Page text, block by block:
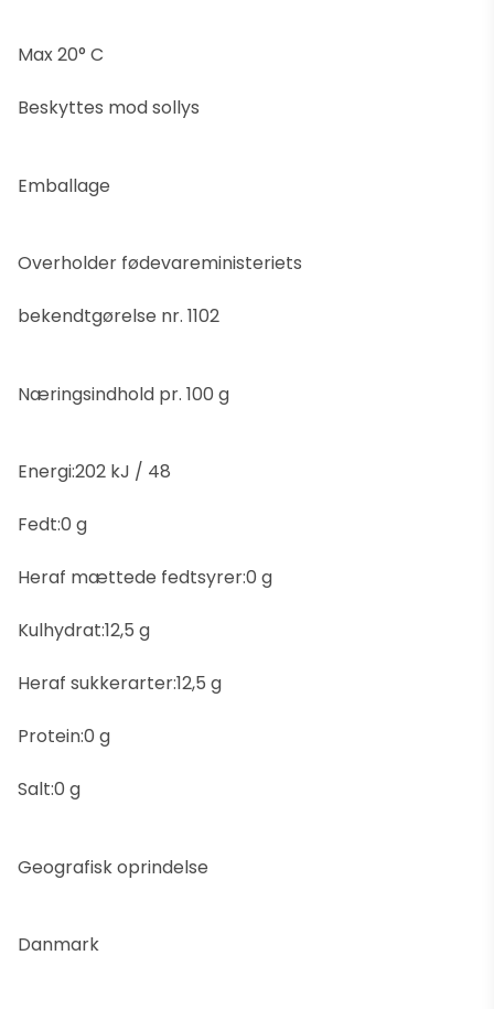
Max 20° C
Beskyttes mod sollys
Emballage
Overholder fødevareministeriets
bekendtgørelse nr. 1102
Næringsindhold pr. 100 g
Energi:202 kJ / 48
Fedt:0 g
Heraf mættede fedtsyrer:0 g
Kulhydrat:12,5 g
Heraf sukkerarter:12,5 g
Protein:0 g
Salt:0 g
Geografisk oprindelse
Danmark